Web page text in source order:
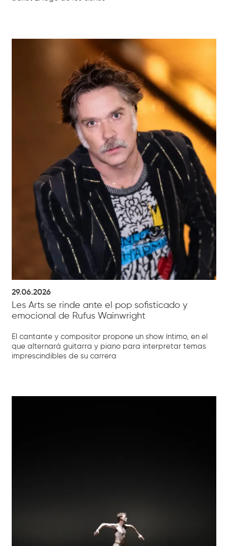
29.06.2026
Les Arts se rinde ante el pop sofisticado y
emocional de Rufus Wainwright
El cantante y compositor propone un show íntimo, en el
que alternará guitarra y piano para interpretar temas
imprescindibles de su carrera